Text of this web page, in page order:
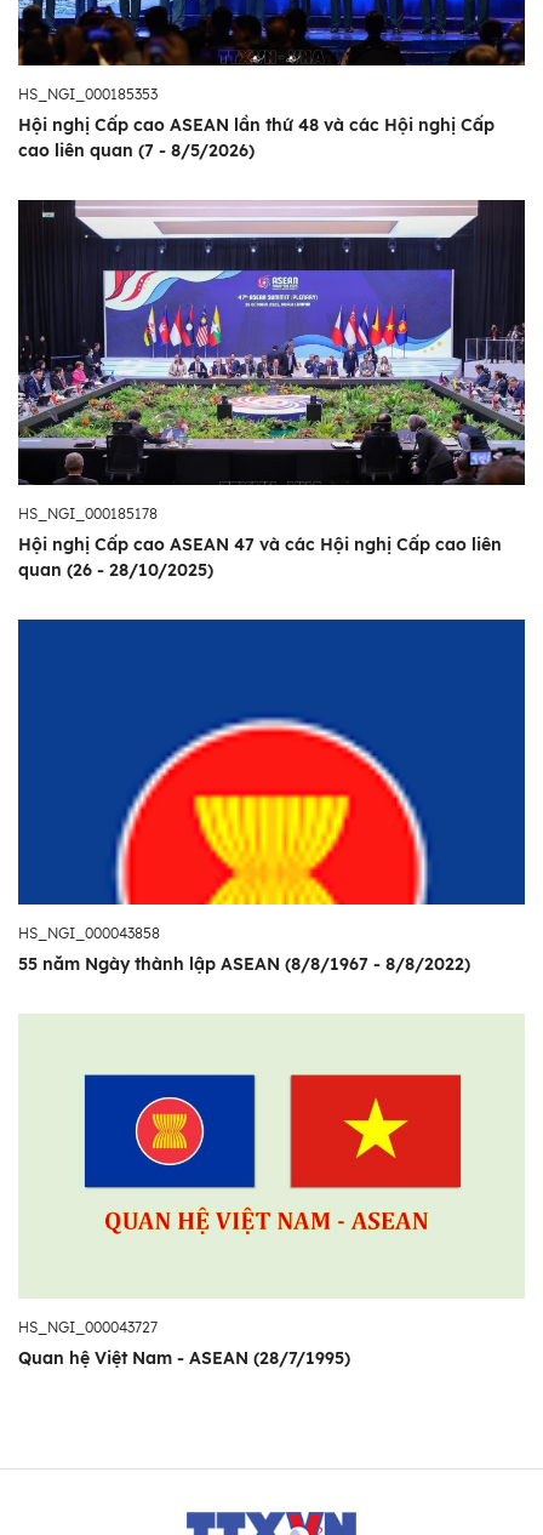
HS_NGI_000185353
Hội nghị Cấp cao ASEAN lần thứ 48 và các Hội nghị Cấp
cao liên quan (7 - 8/5/2026)
HS_NGI_000185178
Hội nghị Cấp cao ASEAN 47 và các Hội nghị Cấp cao liên
quan (26 - 28/10/2025)
HS_NGI_000043858
55 năm Ngày thành lập ASEAN (8/8/1967 - 8/8/2022)
HS_NGI_000043727
Quan hệ Việt Nam - ASEAN (28/7/1995)